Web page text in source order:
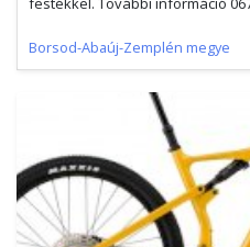
Borsod-Abaúj-Zemplén megye